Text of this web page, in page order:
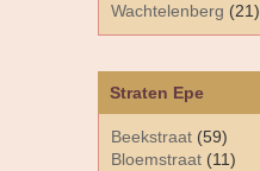
Straten Epe
Beekstraat (59)
Bloemstraat (11)
Wachtelenberg (21)